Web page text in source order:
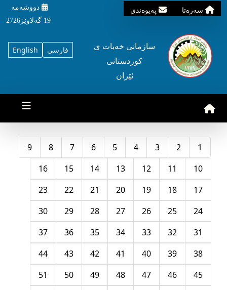
سه‌ره‌تا په‌یوه‌ندی
دووشه‌مه‌‌
19 گه‌لاوێژ2726
English فارسی
سازمانی خه‌بات ی
کوردستانی
ئێران
1
2
3
4
5
6
7
8
9
10
11
12
13
14
15
16
17
18
19
20
21
22
23
24
25
26
27
28
29
30
31
32
33
34
35
36
37
38
39
40
41
42
43
44
45
46
47
48
49
50
51